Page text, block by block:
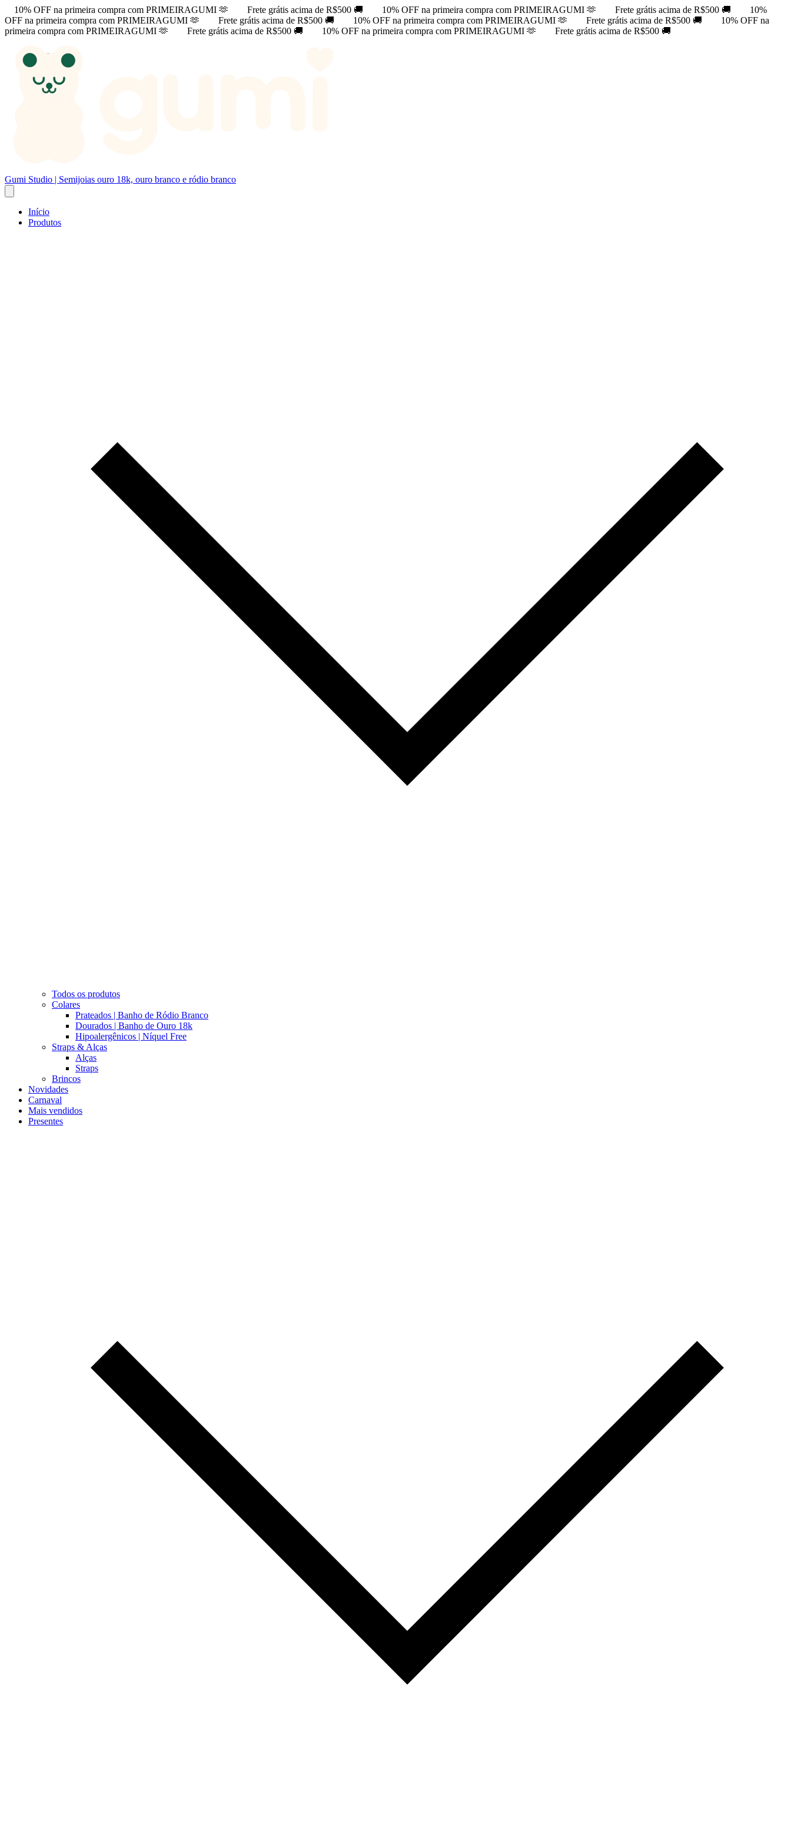
10% OFF na primeira compra com PRIMEIRAGUMI 🫶 Frete grátis acima de R$500 🚚 10% OFF na primeira compra com PRIMEIRAGUMI 🫶 Frete grátis acima de R$500 🚚
10%
OFF na primeira compra com PRIMEIRAGUMI 🫶
Frete grátis acima de R$500 🚚 10% OFF na primeira compra com PRIMEIRAGUMI 🫶 Frete grátis acima de R$500 🚚
10% OFF na
primeira compra com PRIMEIRAGUMI 🫶
Frete grátis acima de R$500 🚚 10% OFF na primeira compra com PRIMEIRAGUMI 🫶 Frete grátis acima de R$500 🚚
Gumi Studio | Semijoias ouro 18k, ouro branco e ródio branco
Início
Produtos
Todos os produtos
Colares
Prateados | Banho de Ródio Branco
Dourados | Banho de Ouro 18k
Hipoalergênicos | Níquel Free
Straps & Alças
Alças
Straps
Brincos
Novidades
Carnaval
Mais vendidos
Presentes